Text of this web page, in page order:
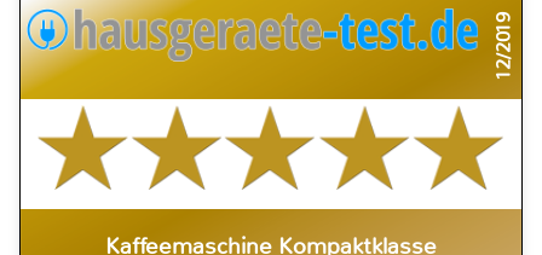
12/2019
Kaffeemaschine Kompaktklasse